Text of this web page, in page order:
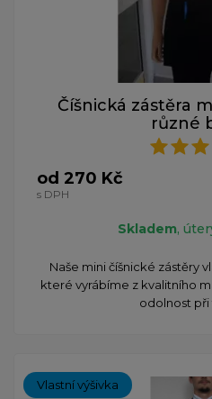
Číšnická zástěra
různé
od 270 Kč
s DPH
Skladem,
​Naše mini číšnické zástěry
které vyrábíme z kvalitního
odolnost při
Vlastní výšivka